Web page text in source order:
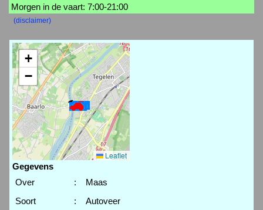
Morgen in de vaart: 7:00-21:00
(disclaimer)
+
−
Leaflet
Gegevens
Over
:
Maas
Soort
:
Autoveer